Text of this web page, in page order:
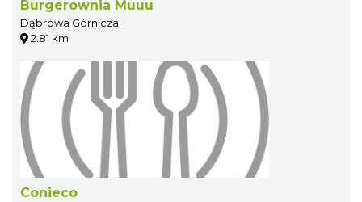
Burgerownia Muuu
Dąbrowa Górnicza
2.81 km
Conieco